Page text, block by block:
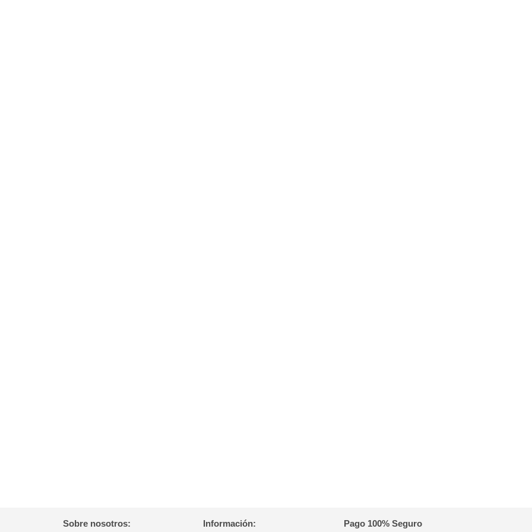
Sobre nosotros: Información: Pago 100% Seguro